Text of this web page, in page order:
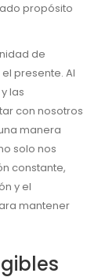
propósito
de
presente. Al
las
con nosotros
manera
solo nos
constante,
y el
mantener